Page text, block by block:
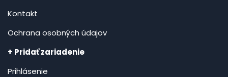
Kontakt
Ochrana osobných údajov
+ Pridať zariadenie
Prihlásenie